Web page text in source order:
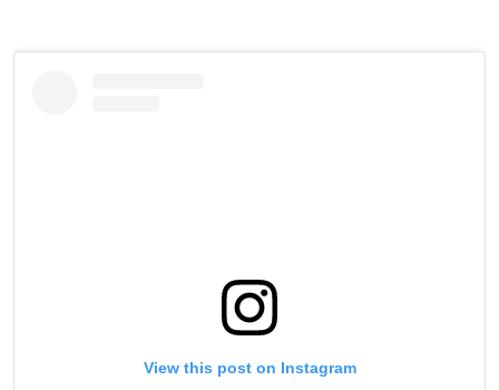
View this post on Instagram